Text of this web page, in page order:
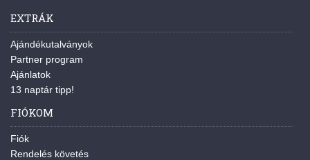
EXTRÁK
Ajándékutalványok
Partner program
Ajánlatok
13 naptár tipp!
FIÓKOM
Fiók
Rendelés követés